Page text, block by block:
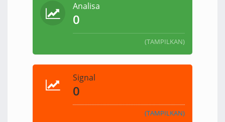
Analisa
0
(TAMPILKAN)
Signal
0
(TAMPILKAN)